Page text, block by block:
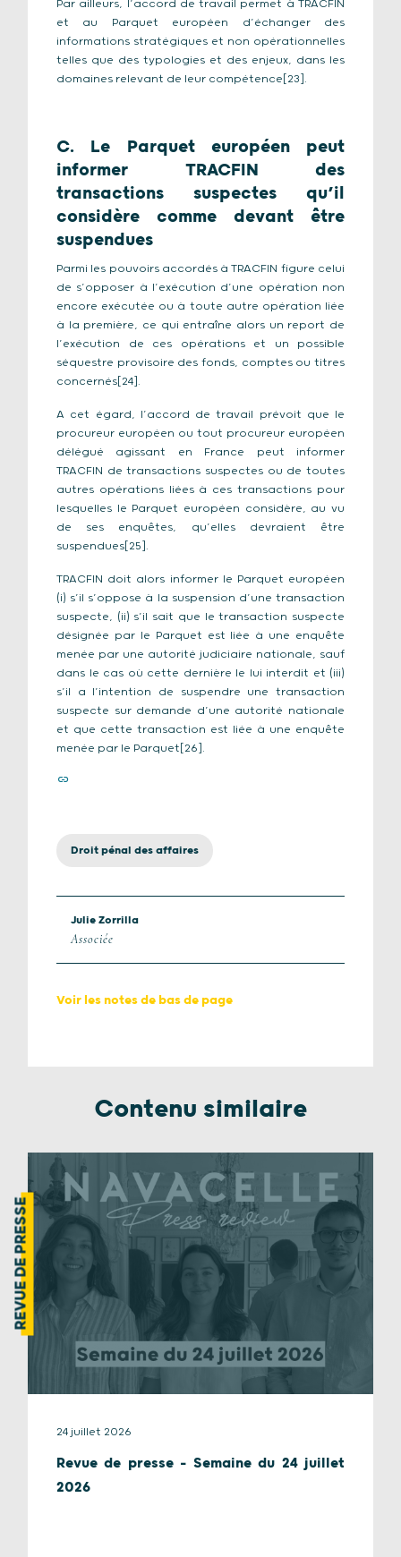
Par ailleurs, l’accord de travail permet à TRACFIN
et au Parquet européen d’échanger des
informations stratégiques et non opérationnelles
telles que des typologies et des enjeux, dans les
domaines relevant de leur compétence[23].
C. Le Parquet européen peut
informer TRACFIN des
transactions suspectes qu’il
considère comme devant être
suspendues
Parmi les pouvoirs accordés à TRACFIN figure celui
de s’opposer à l’exécution d’une opération non
encore exécutée ou à toute autre opération liée
à la première, ce qui entraîne alors un report de
l’exécution de ces opérations et un possible
séquestre provisoire des fonds, comptes ou titres
concernés[24].
A cet égard, l’accord de travail prévoit que le
procureur européen ou tout procureur européen
délégué agissant en France peut informer
TRACFIN de transactions suspectes ou de toutes
autres opérations liées à ces transactions pour
lesquelles le Parquet européen considère, au vu
de ses enquêtes, qu’elles devraient être
suspendues[25].
TRACFIN doit alors informer le Parquet européen
(i) s’il s’oppose à la suspension d’une transaction
suspecte, (ii) s’il sait que le transaction suspecte
désignée par le Parquet est liée à une enquête
menée par une autorité judiciaire nationale, sauf
dans le cas où cette dernière le lui interdit et (iii)
s’il a l’intention de suspendre une transaction
suspecte sur demande d’une autorité nationale
et que cette transaction est liée à une enquête
menée par le Parquet[26].
Droit pénal des affaires
Julie Zorrilla
Associée
Voir les notes de bas de page
Contenu similaire
REVUE DE PRESSE
24 juillet 2026
Revue de presse – Semaine du 24 juillet
2026